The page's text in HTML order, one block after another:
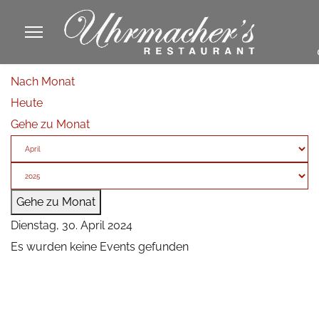
Nach Monat
Heute
Gehe zu Monat
Gehe zu Monat
Dienstag, 30. April 2024
Es wurden keine Events gefunden